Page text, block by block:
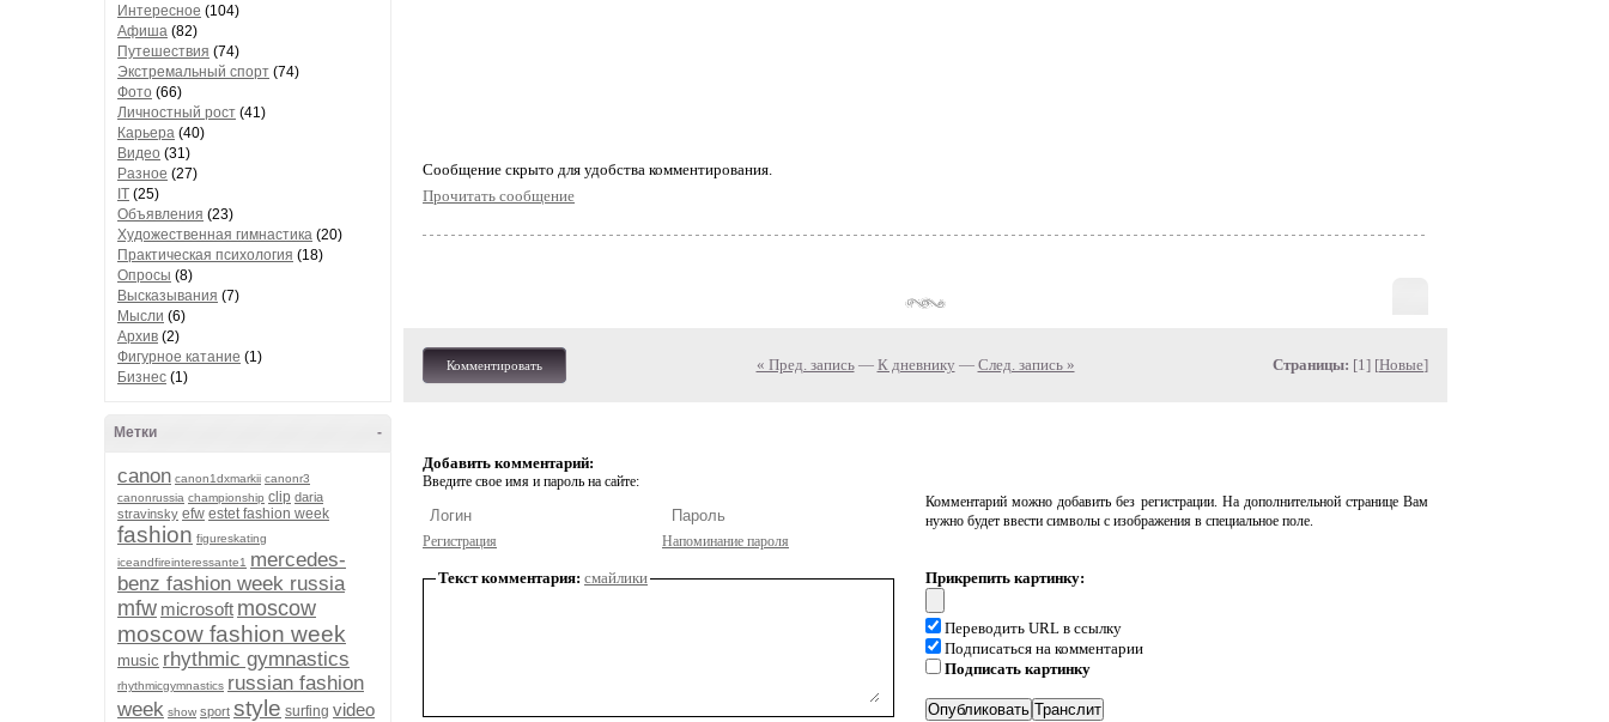
Интересное (104)
Афиша (82)
Путешествия (74)
Экстремальный спорт (74)
Фото (66)
Личностный рост (41)
Карьера (40)
Видео (31)
Разное (27)
IT (25)
Объявления (23)
Художественная гимнастика (20)
Практическая психология (18)
Опросы (8)
Высказывания (7)
Мысли (6)
Архив (2)
Фигурное катание (1)
Бизнес (1)
-
Метки
canon canon1dxmarkii canonr3
canonrussia championship clip daria
stravinsky efw estet fashion week
fashion figureskating
iceandfireinteressante1 mercedes-
benz fashion week russia
mfw microsoft moscow
moscow fashion week
music rhythmic gymnastics
rhythmicgymnastics russian fashion
week show sport style surfing video
Cообщение скрыто для удобства комментирования.
Прочитать сообщение
Комментировать « Пред. запись— К дневнику — След. запись » Страницы: [1] [Новые]
Добавить комментарий:
Введите свое имя и пароль на сайте:
Регистрация Напоминание пароля
Комментарий можно добавить без регистрации. На дополнительной странице Вам
нужно будет ввести символы с изображения в специальное поле.
Текст комментария: смайлики Прикрепить картинку:
Переводить URL в ссылку
Подписаться на комментарии
Подписать картинку